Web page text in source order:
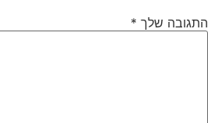
התגובה שלך *